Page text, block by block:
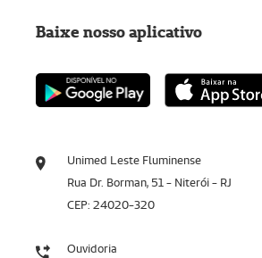
Unimed Leste Fluminense
Rua Dr. Borman, 51 - Niterói - RJ
CEP: 24020-320
Ouvidoria
Baixe nosso aplicativo